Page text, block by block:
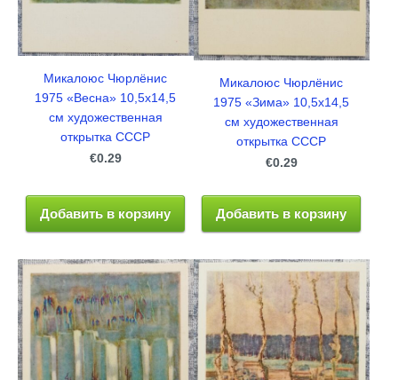
Микалоюс Чюрлёнис
1975 «Весна» 10,5x14,5
см художественная
открытка СССР
€0.29
Добавить в корзину
Микалоюс Чюрлёнис
1975 «Зима» 10,5x14,5
см художественная
открытка СССР
€0.29
Добавить в корзину